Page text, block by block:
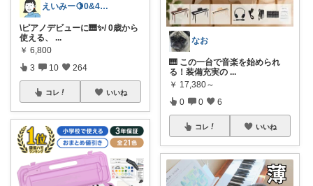
えいみー🍋0&4歳ママのシンプルライフ
\ピアノデビューに🎹✨/ 0歳から
使える、
...
￥ 6,800
3 10 264
コレ いいね
なお
🎹 この一台で音楽を始められ
る！装備充実の ...
￥ 17,380～
0 0 6
コレ いいね